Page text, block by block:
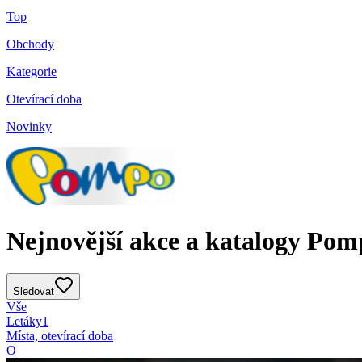
Top
Obchody
Kategorie
Otevírací doba
Novinky
Nejnovější akce a katalogy
Sledovat
Vše
Letáky1
Místa, otevírací doba
O